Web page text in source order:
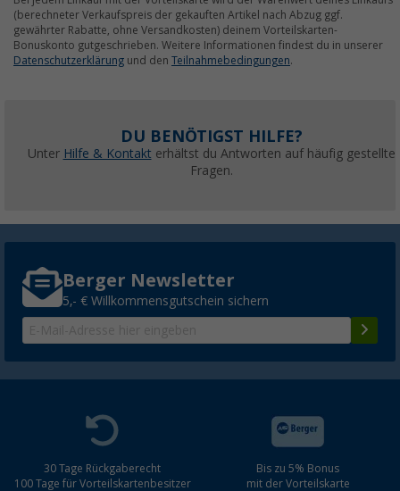
(berechneter Verkaufspreis der gekauften Artikel nach Abzug ggf.
gewährter Rabatte, ohne Versandkosten) deinem Vorteilskarten-
Bonuskonto gutgeschrieben. Weitere Informationen findest du in unserer
Datenschutzerklärung und den Teilnahmebedingungen.
DU BENÖTIGST HILFE?
Unter Hilfe & Kontakt erhältst du Antworten auf häufig gestellte
Fragen.
Berger Newsletter
5,- € Willkommensgutschein sichern
30 Tage Rückgaberecht
100 Tage für Vorteilskartenbesitzer
Bis zu 5% Bonus
mit der Vorteilskarte